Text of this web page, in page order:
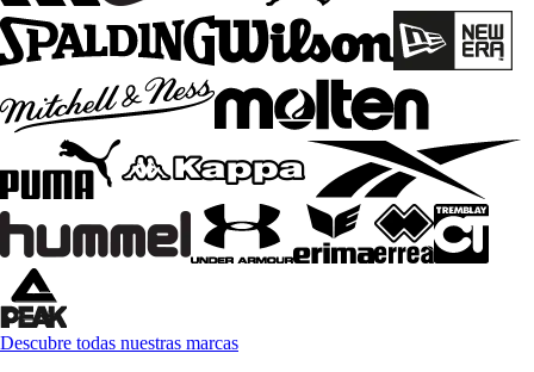
Descubre todas nuestras marcas